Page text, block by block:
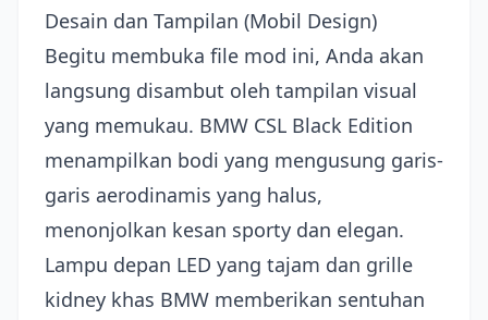
Desain dan Tampilan (Mobil Design)
Begitu membuka file mod ini, Anda akan
langsung disambut oleh tampilan visual
yang memukau. BMW CSL Black Edition
menampilkan bodi yang mengusung garis-
garis aerodinamis yang halus,
menonjolkan kesan sporty dan elegan.
Lampu depan LED yang tajam dan grille
kidney khas BMW memberikan sentuhan